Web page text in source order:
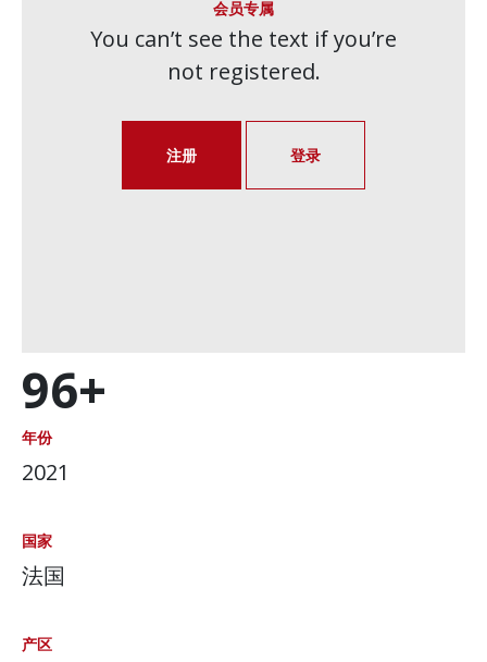
96+
年份
2021
国家
法国
产区
会员专属
You can’t see the text if you’re
not registered.
注册 登录